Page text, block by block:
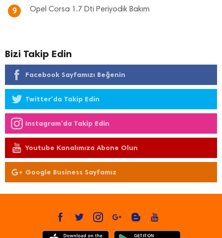
9 Opel Corsa 1.7 Dti Periyodik Bakım
Bizi Takip Edin
Facebook Sayfamızı Beğenin
Twitter'da Takip Edin
Instagram'da Takip Edin
Youtube Kanalımıza Abone Olun
Google Business Sayfamız